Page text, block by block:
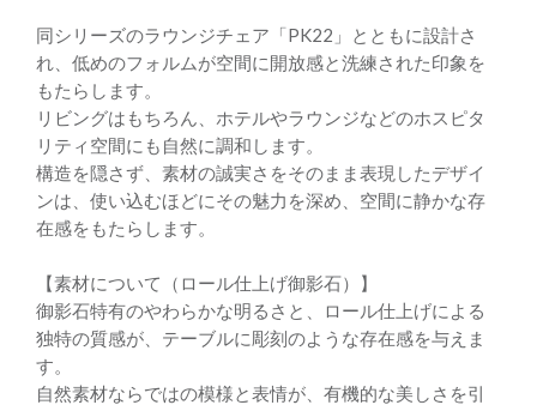
同シリーズのラウンジチェア「PK22」とともに設計さ
れ、低めのフォルムが空間に開放感と洗練された印象を
もたらします。
リビングはもちろん、ホテルやラウンジなどのホスピタ
リティ空間にも自然に調和します。
構造を隠さず、素材の誠実さをそのまま表現したデザイ
ンは、使い込むほどにその魅力を深め、空間に静かな存
在感をもたらします。
【素材について（ロール仕上げ御影石）】
御影石特有のやわらかな明るさと、ロール仕上げによる
独特の質感が、テーブルに彫刻のような存在感を与えま
す。
自然素材ならではの模様と表情が、有機的な美しさを引